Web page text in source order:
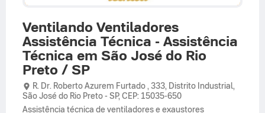
Ventilando Ventiladores
Assistência Técnica - Assistência
Técnica em São José do Rio
Preto / SP
R. Dr. Roberto Azurem Furtado , 333, Distrito Industrial,
São José do Rio Preto- SP, CEP: 15035-650
Assistência técnica de ventiladores e exaustores